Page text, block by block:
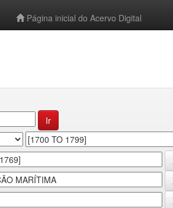
Página inicial do Acervo Digital